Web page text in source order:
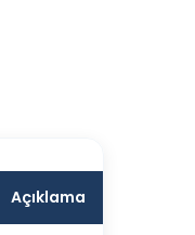
Açıklama